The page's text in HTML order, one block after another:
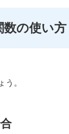
の使い方
う。